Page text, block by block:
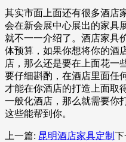
其实市面上面还有很多酒店
会在新会展中心展出的家具
就不一一介绍了。酒店家具
体预算，如果你想将你的酒
店，那么还是要在上面花一
要仔细斟酌，在酒店里面任
才能在你酒店的打造上面取
一般化酒店，那么就需要你
这些能帮到你。
上一篇: 昆明酒店家具定制 下